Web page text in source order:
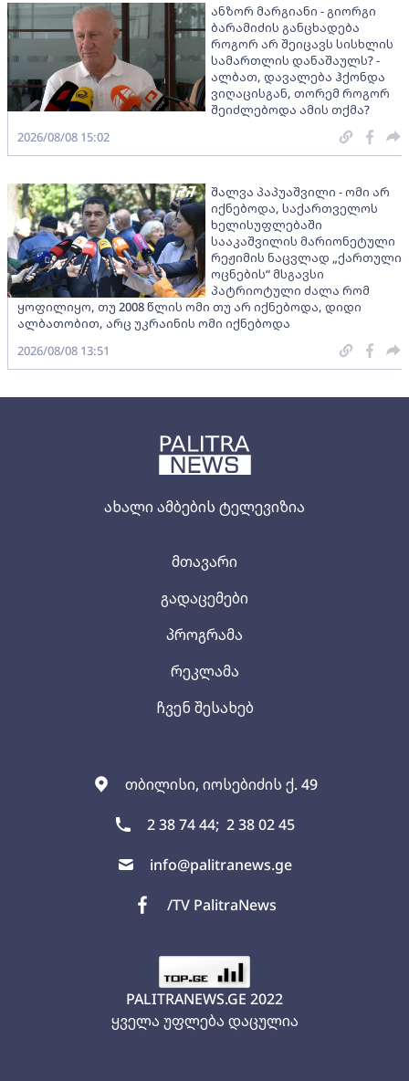
ახალი ამბების ტელევიზია
თბილისი, იოსებიძის ქ. 49
2 38 74 44; 2 38 02 45
info@palitranews.ge
/TV PalitraNews
მთავარი
გადაცემები
პროგრამა
რეკლამა
ჩვენ შესახებ
PALITRANEWS.GE 2022
ყველა უფლება დაცულია
ანზორ მარგიანი - გიორგი
ბარამიძის განცხადება
როგორ არ შეიცავს სისხლის
სამართლის დანაშაულს? -
ალბათ, დავალება ჰქონდა
ვიღაცისგან, თორემ როგორ
შეიძლებოდა ამის თქმა?
2026/08/08 15:02
შალვა პაპუაშვილი - ომი არ
იქნებოდა, საქართველოს
ხელისუფლებაში
სააკაშვილის მარიონეტული
რეჟიმის ნაცვლად „ქართული
ოცნების“ მსგავსი
პატრიოტული ძალა რომ
ყოფილიყო, თუ 2008 წლის ომი თუ არ იქნებოდა, დიდი
ალბათობით, არც უკრაინის ომი იქნებოდა
2026/08/08 13:51